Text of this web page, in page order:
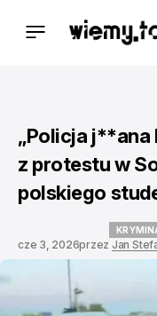
„Policja j**ana
z protestu w
polskiego
cze 3, 2026przez Jan